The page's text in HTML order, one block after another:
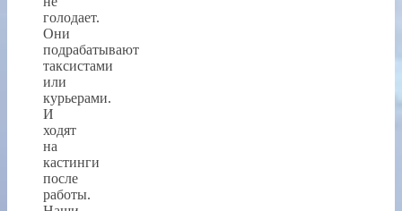
голодает.
Они
подрабатывают
таксистами
или
курьерами.
И
ходят
на
кастинги
после
работы.